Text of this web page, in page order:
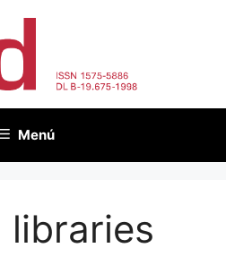
Menú
libraries